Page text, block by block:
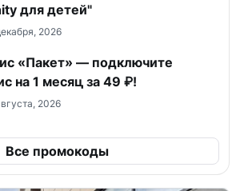
для детей"
2026
— подключите
на 1 месяц за 49 ₽!
2026
Все промокоды